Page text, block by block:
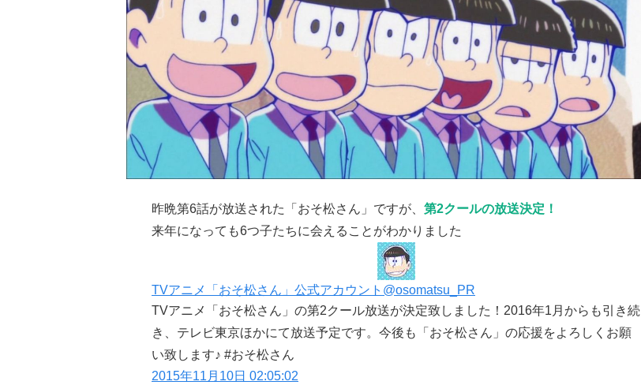
昨晩第6話が放送された「おそ松さん」ですが、 第2クールの放送決定！
来年になっても6つ子たちに会えることがわかりました
TVアニメ「おそ松さん」公式アカウント @osomatsu_PR
TVアニメ「おそ松さん」の第2クール放送が決定致しました！2016年1月からも引き続
き、テレビ東京ほかにて放送予定です。今後も「おそ松さん」の応援をよろしくお願
い致します♪ #おそ松さん
2015年11月10日 02:05:02